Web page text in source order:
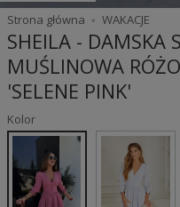
Strona główna
WAKACJE
SHEILA - DAMSKA
MUŚLINOWA
'SELENE PINK'
Kolor